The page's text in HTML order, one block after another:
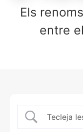
Els
entre